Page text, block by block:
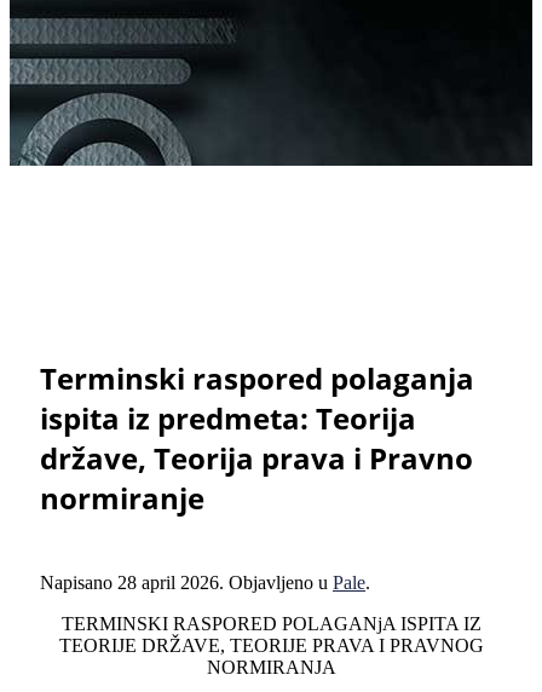
Terminski raspored polaganja
ispita iz predmeta: Teorija
države, Teorija prava i Pravno
normiranje
Napisano 28 april 2026. Objavljeno u Pale.
TERMINSKI RASPORED POLAGANjA ISPITA IZ
TEORIJE DRŽAVE, TEORIJE PRAVA I PRAVNOG
NORMIRANJA